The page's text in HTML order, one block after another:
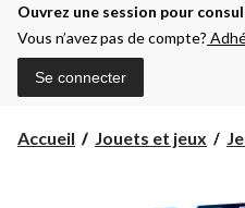
Ouvrez une session pour
Vous n’avez pas de compte?
Se connecter
Accueil Jouets et jeux